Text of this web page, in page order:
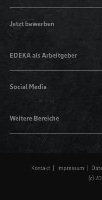
Jetzt bewerben
EDEKA als Arbeitgeber
Social Media
Weitere Bereiche
Kontakt Impressum
(c)